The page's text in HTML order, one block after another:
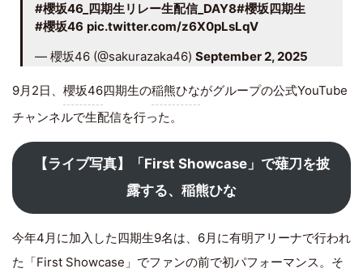
#櫻坂46_四期生リレー生配信_DAY8#櫻坂四期生
#櫻坂46 pic.twitter.com/z6X0pLsLqV
— 櫻坂46 (@sakurazaka46) September 2, 2025
9月2日、 櫻坂46四期生の稲熊ひながグループの公式YouTube
チャンネルで生配信を行った。
【ライブ写真】「First Showcase」で薙刀を披
露する、稲熊ひな
今年4月に加入した四期生9名は、6月に有明アリーナで行われ
た「First Showcase」でファンの前で初パフォーマンス。そ